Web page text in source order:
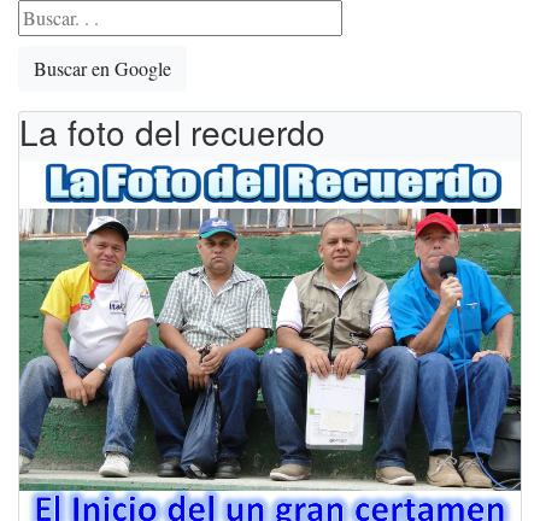
Buscar en Google
La foto del recuerdo